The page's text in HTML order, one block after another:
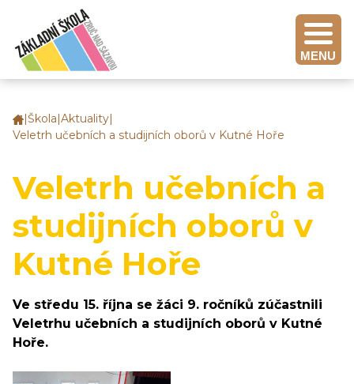
MENU
Základní
škola
Sázavou
Škola Aktuality
Veletrh učebních a studijních oborů v Kutné Hoře
Veletrh učebních a
studijních oborů v
Kutné Hoře
Ve středu 15. října se žáci 9. ročníků zúčastnili
Veletrhu učebních a studijních oborů v Kutné
Hoře.